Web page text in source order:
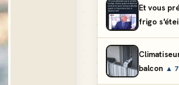
Et vous
frigo
balcon ▲ 7